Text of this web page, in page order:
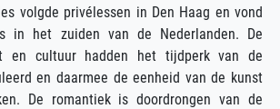
volgde privélessen in Den Haag en vond
in het zuiden van de Nederlanden. De
en cultuur hadden het tijdperk van de
en daarmee de eenheid van de kunst
De romantiek is doordrongen van de